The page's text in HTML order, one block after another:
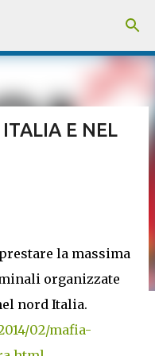
E NEL
la massima
organizzate
nord Italia.
02/mafia-